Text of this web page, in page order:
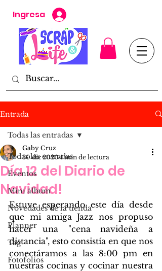
Ingresa
Entrada
Todas las entradas
Eventos
Mini álbum
Novedades de la tienda
Planner
Tag
Fotofolios
Todas las entradas
Día 12 del Diario de
Navidad!
Gaby Cruz
30 dic 2020 1 min de lectura
Estuve esperando este día desde
que mi amiga Jazz nos propuso
hacer una "cena navideña a
distancia", esto consistía en que nos
conectáramos a las 8:00 pm en
nuestras cocinas y cocinar nuestra